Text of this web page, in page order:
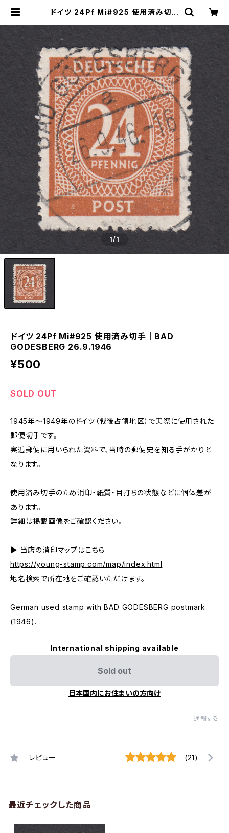
ドイツ 24Pf Mi#925 使用済み切手
| ヤングスタンプのネットショップ | Y
oung Stamp
1/1
ドイツ 24Pf Mi#925 使用済み切手｜BAD
GODESBERG 26.9.1946
¥500
SOLD OUT
1945年～1949年のドイツ（戦後占領地区）で実際に使用された
郵便切手です。
実逓郵便に用いられた資料で、当時の郵便史を知る手がかりと
なります。
使用済み切手のため消印・紙質・目打ちの状態などに個体差が
あります。
詳細は掲載画像をご確認ください。
▶ 当店の消印マップはこちら
https://young-stamp.com/map/index.html
地名検索で所在地をご確認いただけます。
German used stamp with BAD GODESBERG postmark
(1946).
International shipping available
Sold out
日本国内にお住まいの方向け
通報する
レビュー (21)
最近チェックした商品